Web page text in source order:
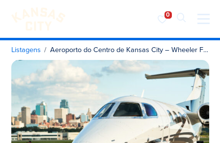
Visite o KC
Saltar para o conteúdo
Listagens Aeroporto do Centro de Kansas City – Wheeler Field